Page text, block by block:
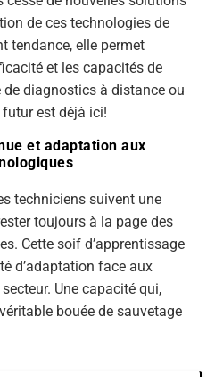
de ces technologies de
tendance, elle permet
et les capacités de
de diagnostics à distance ou
futur est déjà ici!
et adaptation aux
techniciens suivent une
toujours à la page des
Cette soif d’apprentissage
d’adaptation face aux
Une capacité qui,
bouée de sauvetage